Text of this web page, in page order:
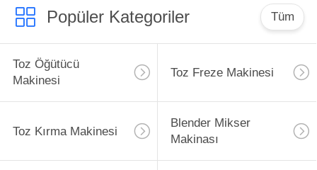
Popüler Kategoriler Tüm
Toz Öğütücü
Makinesi
Toz Freze Makinesi
Toz Kırma Makinesi
Blender Mikser
Makinası